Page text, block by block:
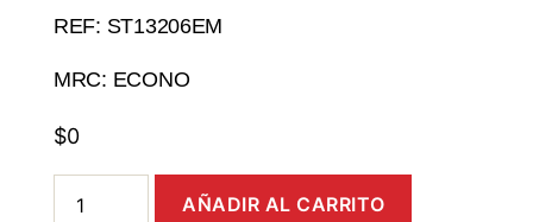
REF: ST13206EM
MRC: ECONO
$0
AÑADIR AL CARRITO